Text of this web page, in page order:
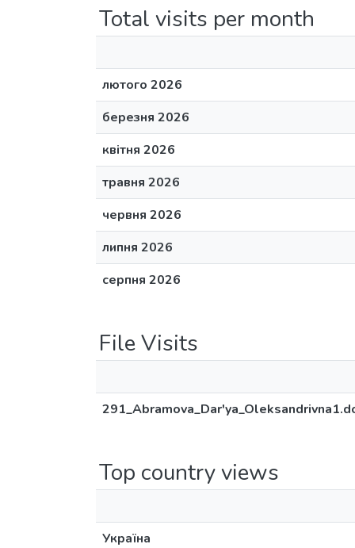
Total visits per month
лютого 2026
березня 2026
квітня 2026
травня 2026
червня 2026
липня 2026
серпня 2026
File Visits
Top country views
Україна